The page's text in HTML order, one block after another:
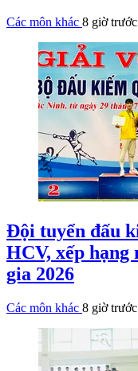
Các môn khác 8 giờ trước
Đội tuyển đấu
HCV, xếp hạng
gia 2026
Các môn khác 8 giờ trước